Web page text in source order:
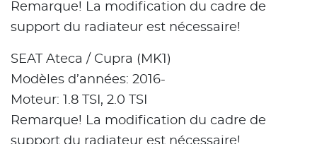
Remarque! La modification du cadre de
support du radiateur est nécessaire!
SEAT Ateca / Cupra (MK1)
Modèles d’années: 2016-
Moteur: 1.8 TSI, 2.0 TSI
Remarque! La modification du cadre de